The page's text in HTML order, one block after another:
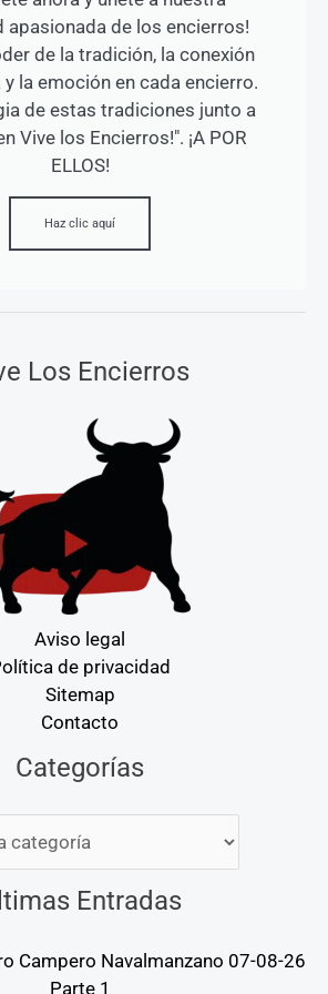
apasionada de los encierros!
de la tradición, la conexión
la emoción en cada encierro.
de estas tradiciones junto a
Vive los Encierros!". ¡A POR
ELLOS!
Haz clic aquí
Los Encierros
Aviso legal
de privacidad
Sitemap
Contacto
Categorías
Entradas
Campero Navalmanzano 07-08-26
Parte 1